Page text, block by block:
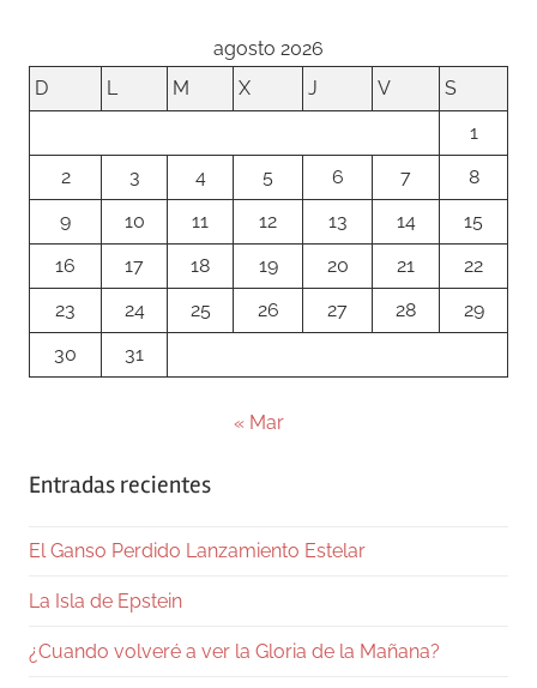
agosto 2026
D
L M X J V
S
1
2
3 4 5 6 7
8
9
10 11 12 13 14
15
16
17 18 19 20 21
22
23
24 25 26 27 28
29
30
31
« Mar
Entradas recientes
El Ganso Perdido Lanzamiento Estelar
La Isla de Epstein
¿Cuando volveré a ver la Gloria de la Mañana?